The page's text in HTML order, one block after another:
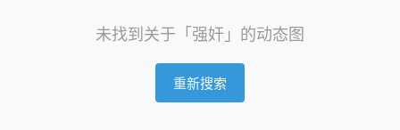
未找到关于「强奸」的动态图
重新搜索